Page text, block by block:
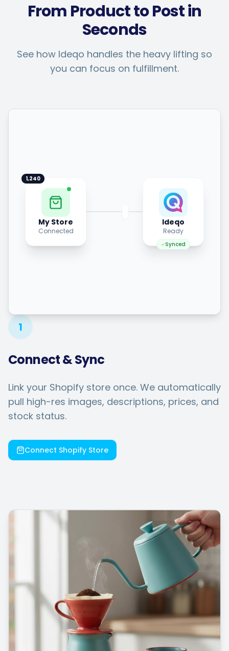
From Product to Post in
Seconds
See how Ideqo handles the heavy lifting so
you can focus on fulfillment.
My Store
Connected
1,240
Ideqo
Ready
Synced
1
Connect & Sync
Link your Shopify store once. We automatically
pull high-res images, descriptions, prices, and
stock status.
Connect Shopify Store